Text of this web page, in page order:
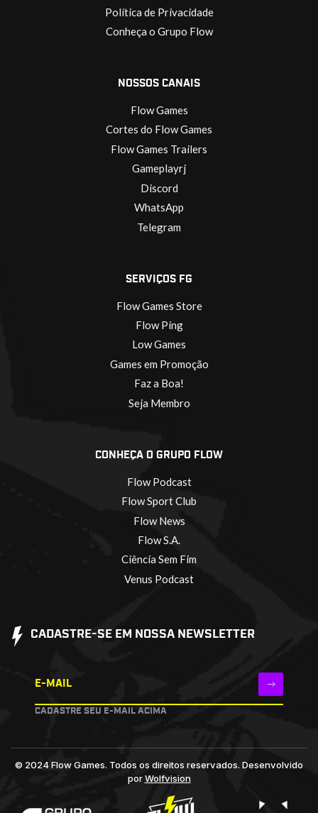
Política de Privacidade
Conheça o Grupo Flow
NOSSOS CANAIS
Flow Games
Cortes do Flow Games
Flow Games Trailers
Gameplayrj
Discord
WhatsApp
Telegram
SERVIÇOS FG
Flow Games Store
Flow Ping
Low Games
Games em Promoção
Faz a Boa!
Seja Membro
CONHEÇA O GRUPO FLOW
Flow Podcast
Flow Sport Club
Flow News
Flow S.A.
Ciência Sem Fim
Venus Podcast
CADASTRE-SE EM NOSSA NEWSLETTER
E-MAIL
CADASTRE SEU E-MAIL ACIMA
© 2024 Flow Games. Todos os direitos reservados. Desenvolvido
porWolfvision